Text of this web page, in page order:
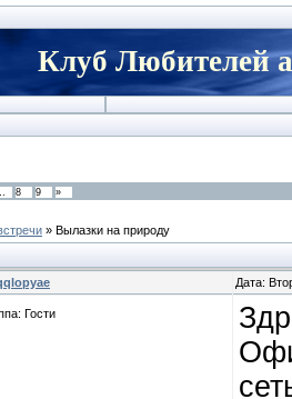
Клуб Любителей
8 9 »
» Вылазки на природу
Дата:
Гости